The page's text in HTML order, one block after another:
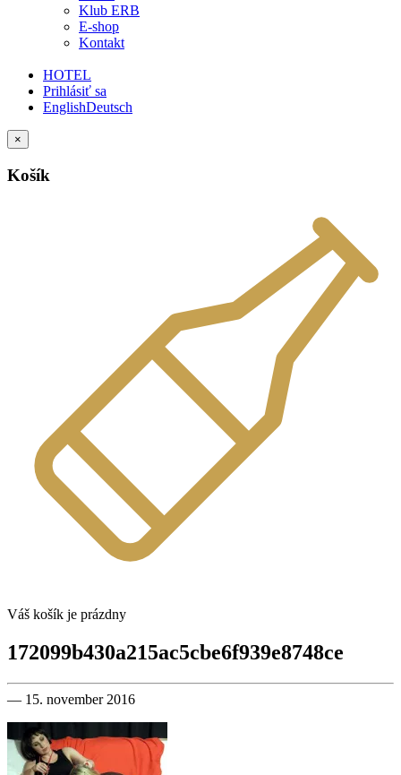
Klub ERB
E-shop
Kontakt
HOTEL
Prihlásiť sa
EnglishDeutsch
×
Košík
Váš košík je prázdny
172099b430a215ac5cbe6f939e8748ce
— 15. november 2016